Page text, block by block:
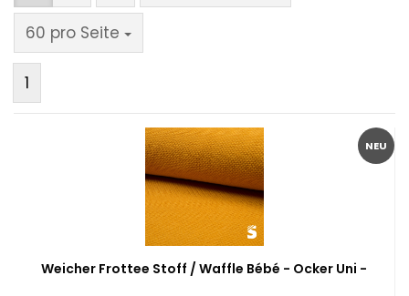
60 pro Seite
pro Seite
1
NEU
Weicher Frottee Stoff / Waffle Bébé - Ocker Uni -